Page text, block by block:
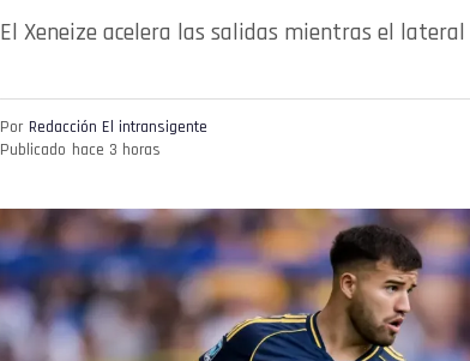
El Xeneize acelera las salidas mientras el lateral
Por Redacción El intransigente
Publicado hace 3 horas